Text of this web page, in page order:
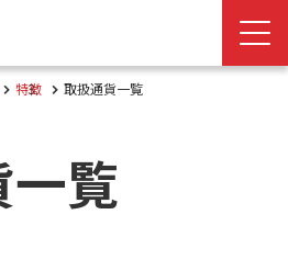
特徴 取扱通貨一覧
覧